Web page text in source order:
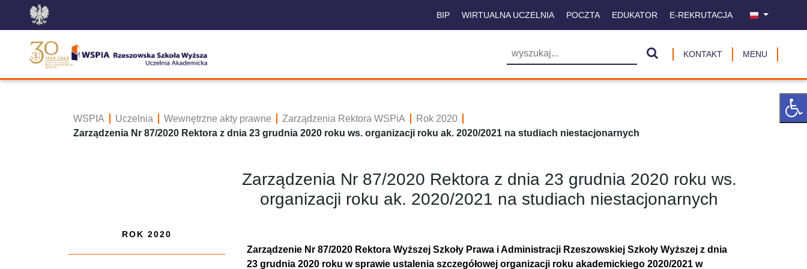
BIP WIRTUALNA UCZELNIA POCZTA EDUKATOR E-REKRUTACJA
KONTAKT MENU
WSPIA Uczelnia Wewnętrzne akty prawne Zarządzenia Rektora WSPiA
Rok 2020
Zarządzenia Nr 87/2020 Rektora z dnia 23 grudnia 2020 roku ws. organizacji roku ak. 2020/2021 na studiach niestacjonarnych
ROK 2020
Zarządzenia Nr 87/2020 Rektora z dnia 23 grudnia 2020 roku ws.
organizacji roku ak. 2020/2021 na studiach niestacjonarnych
Zarządzenie Nr 87/2020 Rektora Wyższej Szkoły Prawa i Administracji Rzeszowskiej Szkoły Wyższej z dnia
23 grudnia 2020 roku w sprawie ustalenia szczegółowej organizacji roku akademickiego 2020/2021 w